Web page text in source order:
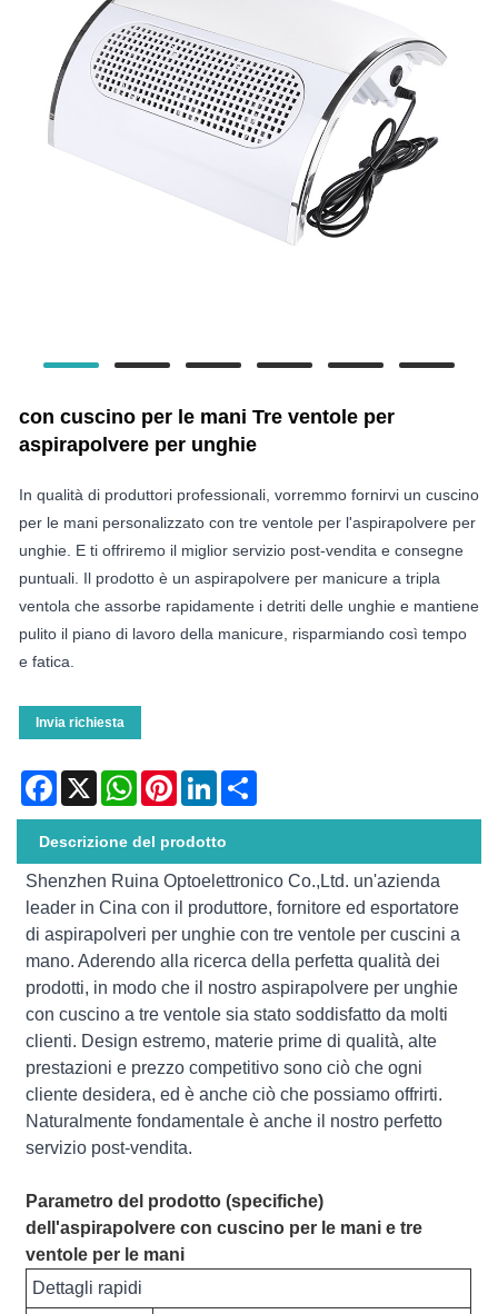
con cuscino per le mani Tre ventole per
aspirapolvere per unghie
In qualità di produttori professionali, vorremmo fornirvi un cuscino
per le mani personalizzato con tre ventole per l'aspirapolvere per
unghie. E ti offriremo il miglior servizio post-vendita e consegne
puntuali. Il prodotto è un aspirapolvere per manicure a tripla
ventola che assorbe rapidamente i detriti delle unghie e mantiene
pulito il piano di lavoro della manicure, risparmiando così tempo
e fatica.
Invia richiesta
Facebook
X WhatsAppPinterestLinkedIn
Descrizione del prodotto
Shenzhen Ruina Optoelettronico Co.,Ltd. un'azienda
leader in Cina con il produttore, fornitore ed esportatore
di aspirapolveri per unghie con tre ventole per cuscini a
mano. Aderendo alla ricerca della perfetta qualità dei
prodotti, in modo che il nostro aspirapolvere per unghie
con cuscino a tre ventole sia stato soddisfatto da molti
clienti. Design estremo, materie prime di qualità, alte
prestazioni e prezzo competitivo sono ciò che ogni
cliente desidera, ed è anche ciò che possiamo offrirti.
Naturalmente fondamentale è anche il nostro perfetto
servizio post-vendita.
Parametro del prodotto (specifiche)
dell'aspirapolvere con cuscino per le mani e tre
ventole per le mani
Dettagli rapidi